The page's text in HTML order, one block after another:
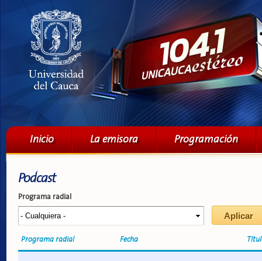
Menú principal
Inicio La emisora Programación
Podcast
Programa radial
Programa radial Fecha